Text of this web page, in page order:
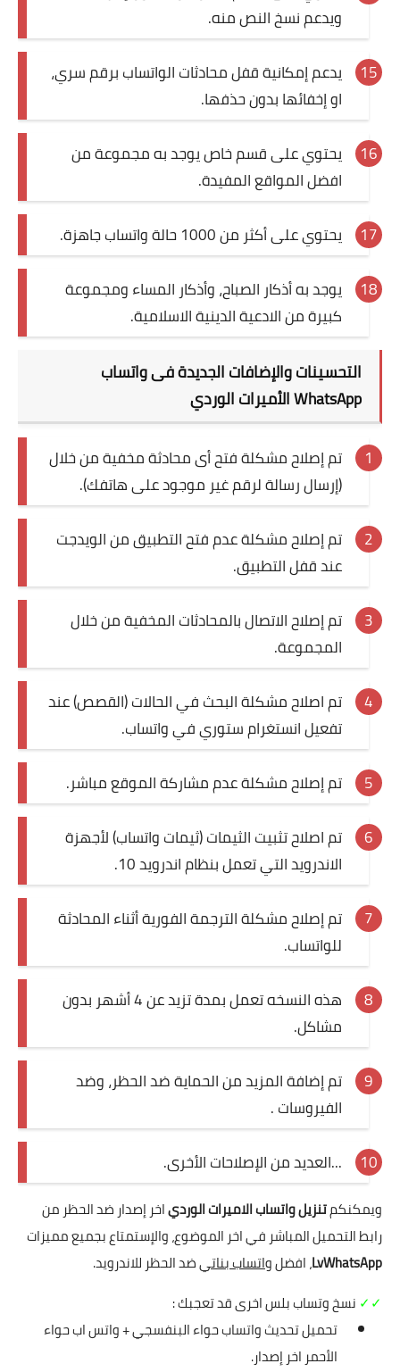
ويدعم نسخ النص منه.
يدعم إمكانية قفل محادثات الواتساب برقم سري،
او إخفائها بدون حذفها.
يحتوي على قسم خاص يوجد به مجموعة من
افضل المواقع المفيدة.
يحتوي على أكثر من 1000 حالة واتساب جاهزة.
يوجد به أذكار الصباح، وأذكار المساء ومجموعة
كبيرة من الادعية الدينية الاسلامية.
التحسينات والإضافات الجديدة فى واتساب
WhatsApp الأميرات الوردي
تم إصلاح مشكلة فتح أى محادثة مخفية من خلال
(إرسال رسالة لرقم غير موجود على هاتفك).
تم إصلاح مشكلة عدم فتح التطبيق من الويدجت
عند قفل التطبيق.
تم إصلاح الاتصال بالمحادثات المخفية من خلال
المجموعة.
تم اصلاح مشكلة البحث في الحالات (القصص) عند
تفعيل انستغرام ستوري في واتساب.
تم إصلاح مشكلة عدم مشاركة الموقع مباشر.
تم اصلاح تثبيت الثيمات (ثيمات واتساب) لأجهزة
الاندرويد التي تعمل بنظام اندرويد 10.
تم إصلاح مشكلة الترجمة الفورية أثناء المحادثة
للواتساب.
هذه النسخه تعمل بمدة تزيد عن 4 أشهر بدون
مشاكل.
تم إضافة المزيد من الحماية ضد الحظر، وضد
الفيروسات .
...العديد من الإصلاحات الأخرى.
ويمكنكمتنزيل واتساب الاميرات الوردياخر إصدار ضد الحظر من
رابط التحميل المباشر في اخر الموضوع، والإستمتاع بجميع مميزات
LvWhatsApp، افضلواتساب بناتيضد الحظر للاندرويد.
✓✓ نسخ وتساب بلس اخرى قد تعجبك :
تحميل تحديث واتساب حواء البنفسجي + واتس اب حواء
الأحمر اخر إصدار.